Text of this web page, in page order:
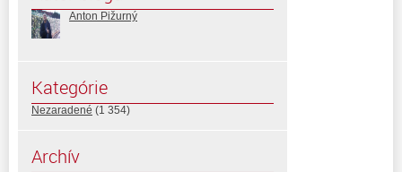
Anton Pižurný
Kategórie
Nezaradené (1 354)
Archív